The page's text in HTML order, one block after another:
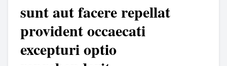
sunt aut facere repellat
provident occaecati
excepturi optio